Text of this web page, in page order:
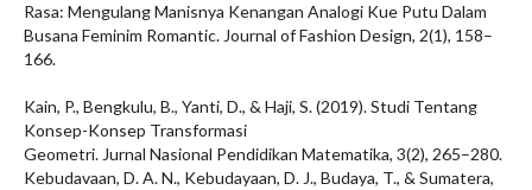
Rasa: Mengulang Manisnya Kenangan Analogi Kue Putu Dalam
Busana Feminim Romantic. Journal of Fashion Design, 2(1), 158–
166.
Kain, P., Bengkulu, B., Yanti, D., & Haji, S. (2019). Studi Tentang
Konsep-Konsep Transformasi
Geometri. Jurnal Nasional Pendidikan Matematika, 3(2), 265–280.
Kebudavaan, D. A. N., Kebudayaan, D. J., Budaya, T., & Sumatera,